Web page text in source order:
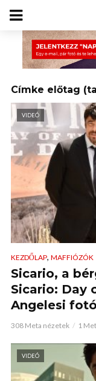
Címke előtag
VIDEÓ
KEZDŐLAP, MAFFIÓZÓK
Sicario, a
Sicario: Day
Angelesi
308 Meta nézetek 1
VIDEÓ